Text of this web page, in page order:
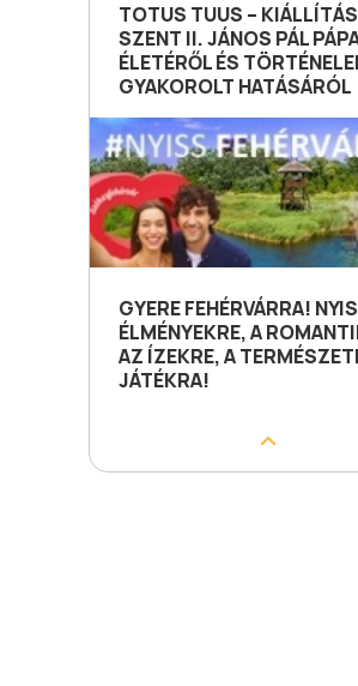
TOTUS TUUS – KIÁLLÍTÁS
SZENT II. JÁNOS PÁL
ÉLETÉRŐL ÉS
GYAKOROLT HATÁSÁRÓL
GYERE FEHÉRVÁRRA!
ÉLMÉNYEKRE, A
AZ ÍZEKRE, A
JÁTÉKRA!